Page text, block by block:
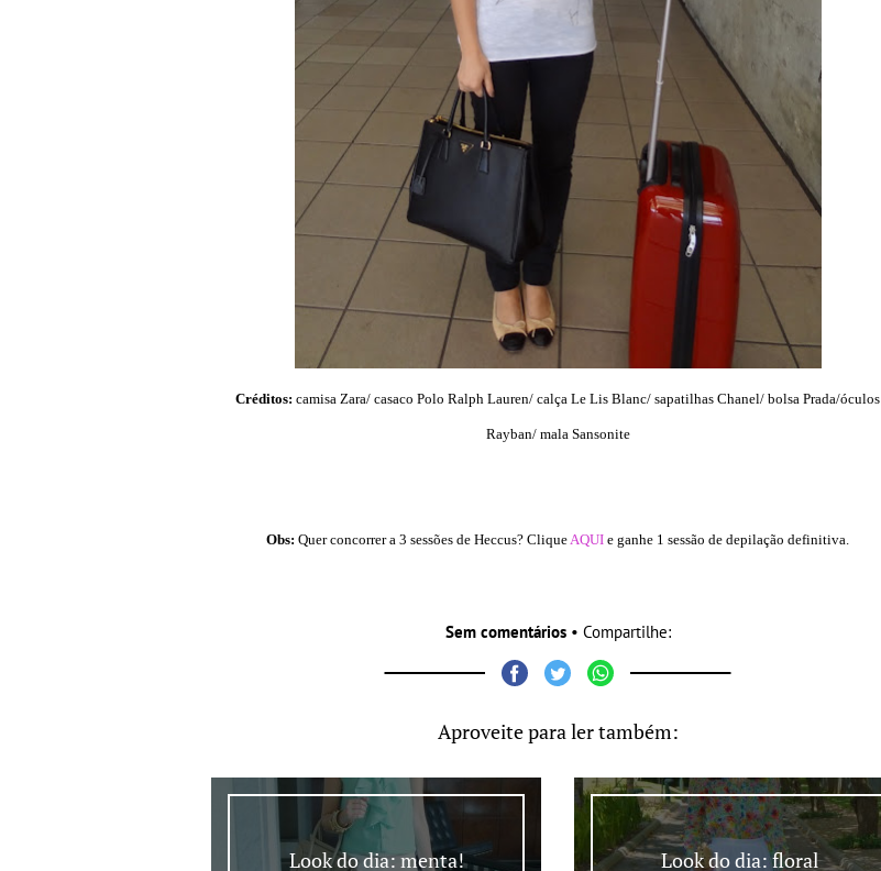
Créditos: camisa Zara/ casaco Polo Ralph Lauren/ calça Le Lis Blanc/ sapatilhas Chanel/ bolsa Prada/óculos
Rayban/ mala Sansonite
Obs: Quer concorrer a 3 sessões de Heccus? Clique AQUI e ganhe 1 sessão de depilação definitiva.
Sem comentários• Compartilhe:
Aproveite para ler também:
Look do dia: menta! Look do dia: floral